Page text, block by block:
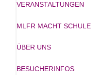
VERANSTALTUNGEN
MLFR MACHT SCHULE
ÜBER UNS
BESUCHERINFOS